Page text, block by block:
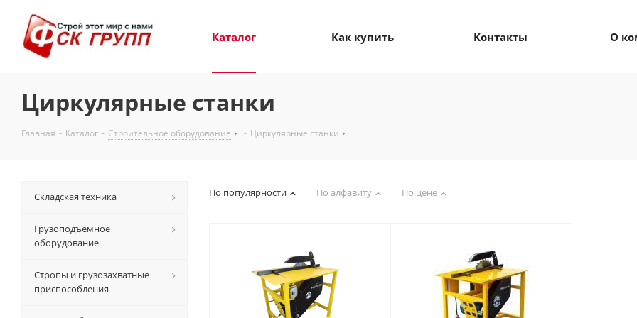
Каталог Как купить Контакты О
Циркулярные станки
Главная - Каталог - Строительное оборудование - Циркулярные станки
По популярности По алфавиту По цене
Складская техника
Грузоподъемное
оборудование
Стропы и грузозахватные
приспособления